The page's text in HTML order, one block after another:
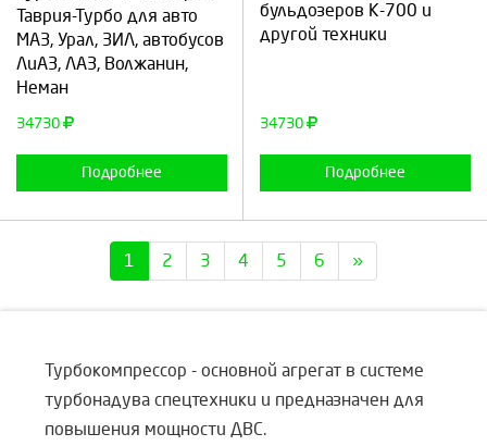
Таврия-Турбо для авто
МАЗ, Урал, ЗИЛ, автобусов
ЛиАЗ, ЛАЗ, Волжанин,
Неман
34730
Подробнее
Продолжить Отмена
бульдозеров К-700 и
другой техники
34730
Подробнее
1 2 3 4 5 6 »
Турбокомпрессор - основной агрегат в системе
турбонадува спецтехники и предназначен для
повышения мощности ДВС.